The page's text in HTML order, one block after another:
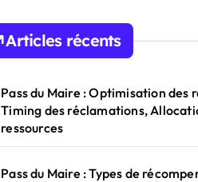
Articles récents
Pass du Maire : Optimisation des
Timing des réclamations,
ressources
Pass du Maire : Types de